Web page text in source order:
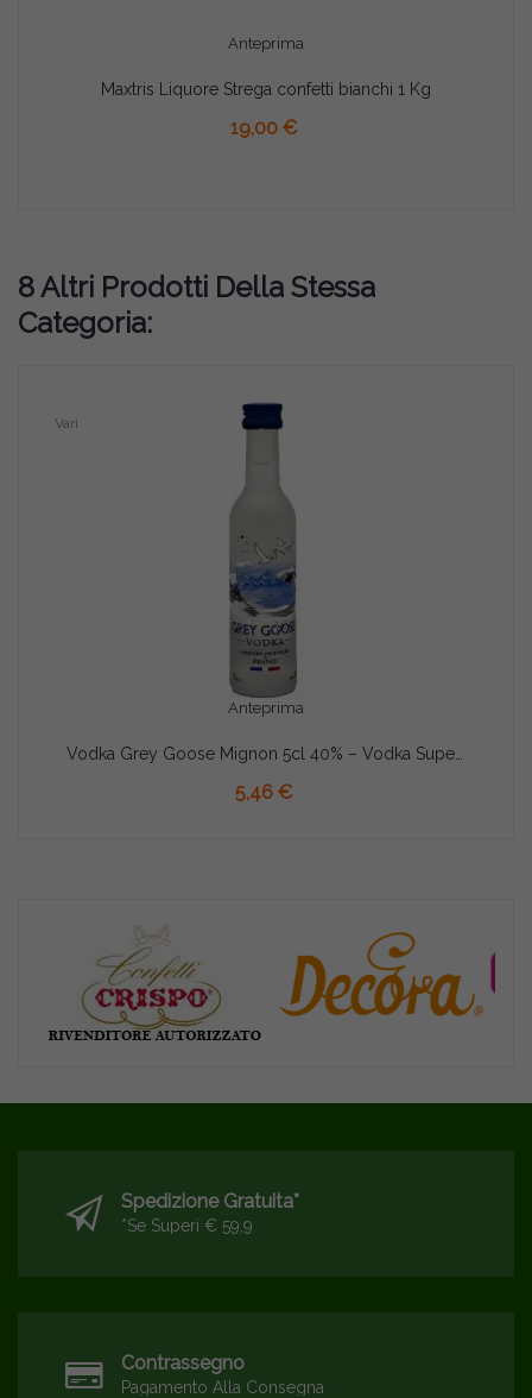
Anteprima
Maxtris Liquore Strega confetti bianchi 1 Kg
19,00 €
8 Altri Prodotti Della Stessa
Categoria:
Anteprima
Vari
5,46 €
Spedizione Gratuita*
*se Superi € 59,9
Contrassegno
Pagamento Alla Consegna